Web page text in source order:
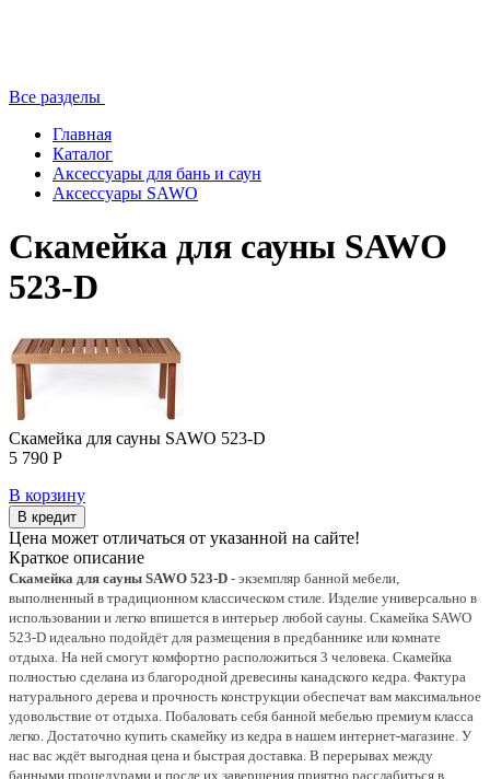
Все разделы
Главная
Каталог
Аксессуары для бань и саун
Аксессуары SAWO
Скамейка для сауны SAWO
523-D
Скамейка для сауны SAWO 523-D
5 790 Р
В корзину
В кредит
Цена может отличаться от указанной на сайте!
Краткое описание
Скамейка для сауны SAWO 523-D - экземпляр банной мебели,
выполненный в традиционном классическом стиле. Изделие универсально в
использовании и легко впишется в интерьер любой сауны. Скамейка SAWO
523-D идеально подойдёт для размещения в предбаннике или комнате
отдыха. На ней смогут комфортно расположиться 3 человека. Скамейка
полностью сделана из благородной древесины канадского кедра. Фактура
натурального дерева и прочность конструкции обеспечат вам максимальное
удовольствие от отдыха. Побаловать себя банной мебелью премиум класса
легко. Достаточно купить скамейку из кедра в нашем интернет-магазине. У
нас вас ждёт выгодная цена и быстрая доставка. В перерывах между
банными процедурами и после их завершения приятно расслабиться в